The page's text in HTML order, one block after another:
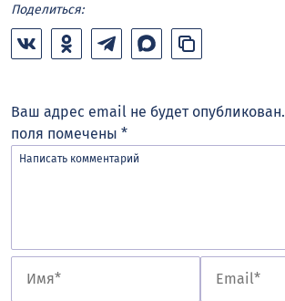
Поделиться:
Ваш адрес email не будет опубликован.
поля помечены *